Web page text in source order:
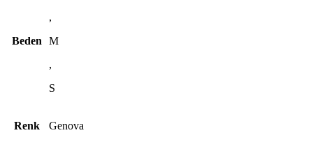
Beden
,
M
,
S
Renk Genova